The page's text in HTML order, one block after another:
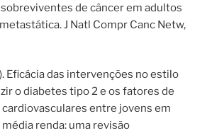
de câncer em adultos
J Natl Compr Canc Netw,
Eficácia das intervenções no estilo
o diabetes tipo 2 e os fatores de
entre jovens em
renda: uma revisão